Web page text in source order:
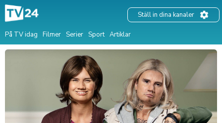
På TV idag Filmer Serier Sport Artiklar
Ställ in dina kanaler